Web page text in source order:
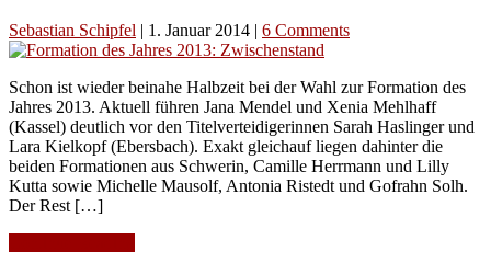
Sebastian Schipfel | 1. Januar 2014 | 6 Comments
Schon ist wieder beinahe Halbzeit bei der Wahl zur Formation des
Jahres 2013. Aktuell führen Jana Mendel und Xenia Mehlhaff
(Kassel) deutlich vor den Titelverteidigerinnen Sarah Haslinger und
Lara Kielkopf (Ebersbach). Exakt gleichauf liegen dahinter die
beiden Formationen aus Schwerin, Camille Herrmann und Lilly
Kutta sowie Michelle Mausolf, Antonia Ristedt und Gofrahn Solh.
Der Rest […]